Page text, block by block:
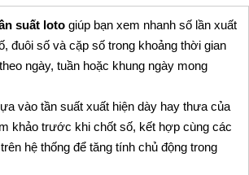
suất loto giúp bạn xem nhanh số lần xuất
đuôi số và cặp số trong khoảng thời gian
ngày, tuần hoặc khung ngày mong
vào tần suất xuất hiện dày hay thưa của
khảo trước khi chốt số, kết hợp cùng các
hệ thống để tăng tính chủ động trong